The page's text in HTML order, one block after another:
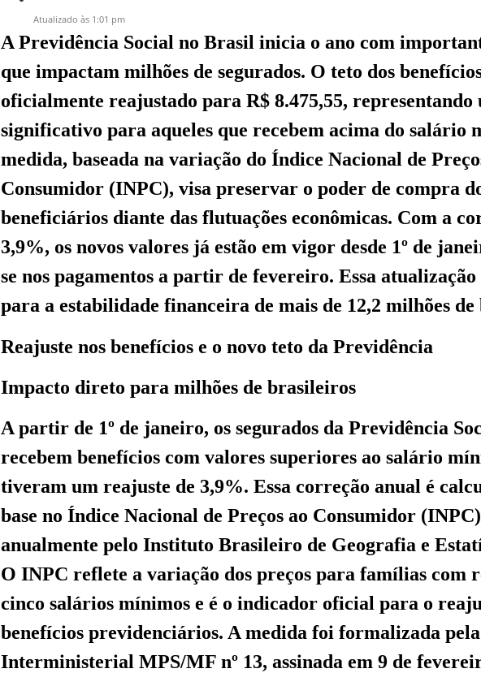
Atualizado às 1:01 pm
A Previdência Social no Brasil inicia o ano com
que impactam milhões de segurados. O teto dos
oficialmente reajustado para R$ 8.475,55, representando
significativo para aqueles que recebem acima do salário
medida, baseada na variação do Índice Nacional de
Consumidor (INPC), visa preservar o poder de compra
beneficiários diante das flutuações econômicas. Com a
3,9%, os novos valores já estão em vigor desde 1º de
se nos pagamentos a partir de fevereiro. Essa
para a estabilidade financeira de mais de 12,2 milhões
Reajuste nos benefícios e o novo teto da Previdência
Impacto direto para milhões de brasileiros
A partir de 1º de janeiro, os segurados da Previdência
recebem benefícios com valores superiores ao salário
tiveram um reajuste de 3,9%. Essa correção anual é
base no Índice Nacional de Preços ao Consumidor
anualmente pelo Instituto Brasileiro de Geografia e
O INPC reflete a variação dos preços para famílias com
cinco salários mínimos e é o indicador oficial para o
benefícios previdenciários. A medida foi formalizada
Interministerial MPS/MF nº 13, assinada em 9 de